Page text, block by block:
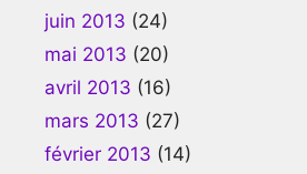
juin 2013 (24)
mai 2013 (20)
avril 2013 (16)
mars 2013 (27)
février 2013 (14)